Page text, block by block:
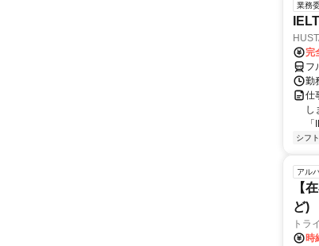
業務
完
フ
勤
仕
し
シフ
アル
【
ど)
トラ
時